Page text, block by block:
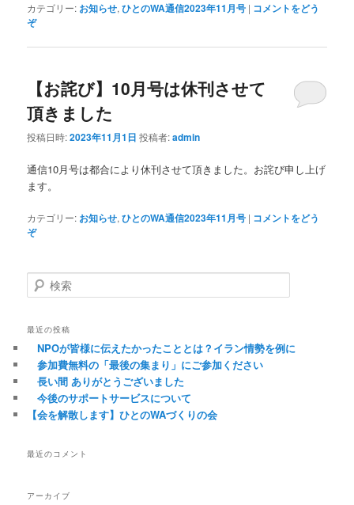
カテゴリー: お知らせ,ひとのWA通信2023年11月号 | コメントをどう
ぞ
【お詫び】10月号は休刊させて
頂きました
投稿日時:2023年11月1日 投稿者:admin
通信10月号は都合により休刊させて頂きました。お詫び申し上げ
ます。
カテゴリー: お知らせ,ひとのWA通信2023年11月号 | コメントをどう
ぞ
検索
最近の投稿
NPOが皆様に伝えたかったこととは？イラン情勢を例に
参加費無料の「最後の集まり」にご参加ください
長い間 ありがとうございました
今後のサポートサービスについて
【会を解散します】ひとのWAづくりの会
最近のコメント
アーカイブ